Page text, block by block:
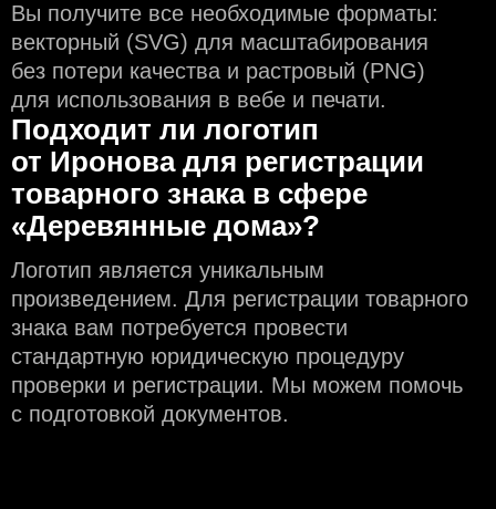
Вы получите все необходимые форматы:
векторный (SVG) для масштабирования
без потери качества и растровый (PNG)
для использования в вебе и печати.
Подходит ли логотип
от Иронова для регистрации
товарного знака в сфере
«Деревянные дома»?
Логотип является уникальным
произведением. Для регистрации товарного
знака вам потребуется провести
стандартную юридическую процедуру
проверки и регистрации. Мы можем помочь
с подготовкой документов.